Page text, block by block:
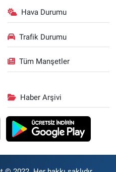
Hava Durumu
Trafik Durumu
Tüm Manşetler
Haber Arşivi